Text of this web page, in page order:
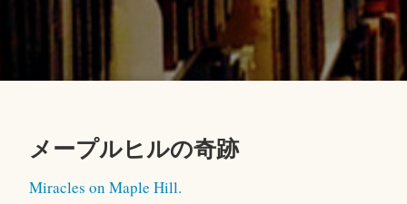
メープルヒルの奇跡
Miracles on Maple Hill.
0